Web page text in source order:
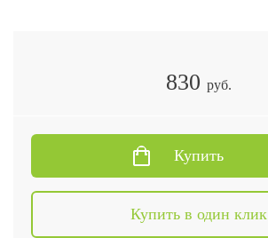
830 руб.
Купить
Купить в один клик